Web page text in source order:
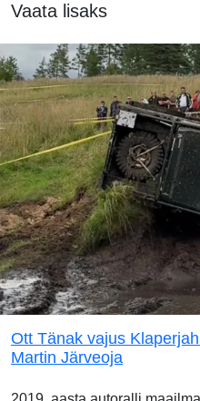
Vaata lisaks
Ott Tänak vajus
Martin Järveoja